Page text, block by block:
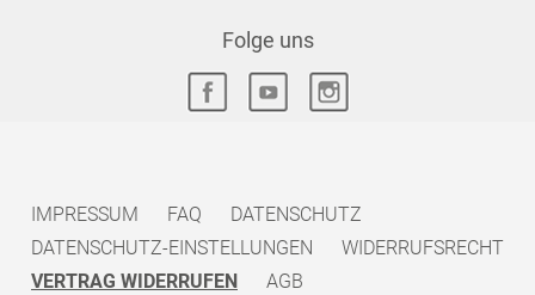
Folge uns
IMPRESSUM FAQ
DATENSCHUTZ
DATENSCHUTZ-EINSTELLUNGEN
WIDERRUFSRECHT
VERTRAG WIDERRUFEN
AGB